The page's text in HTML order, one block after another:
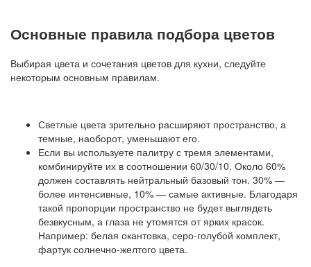
Основные правила подбора цветов
Выбирая цвета и сочетания цветов для кухни, следуйте
некоторым основным правилам.
Светлые цвета зрительно расширяют пространство, а
темные, наоборот, уменьшают его.
Если вы используете палитру с тремя элементами,
комбинируйте их в соотношении 60/30/10. Около 60%
должен составлять нейтральный базовый тон. 30% —
более интенсивные, 10% — самые активные. Благодаря
такой пропорции пространство не будет выглядеть
безвкусным, а глаза не утомятся от ярких красок.
Например: белая окантовка, серо-голубой комплект,
фартук солнечно-желтого цвета.